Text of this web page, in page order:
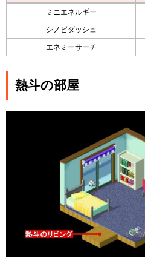
ミニエネルギー
シノビダッシュ
エネミーサーチ
熱斗の部屋